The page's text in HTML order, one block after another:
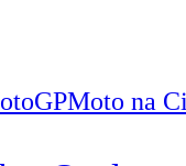
Moto na